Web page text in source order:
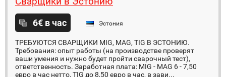
6€ в час Эстония
ТРЕБУЮТСЯ СВАРЩИКИ MIG, MAG, TIG В ЭСТОНИЮ.
Требования: опыт работы (на производстве проверят
ваши умения и нужно будет пройти сварочный тест),
ответственность. Заработная плата: MIG - MAG 6 - 7,50
евро в час нетто, TIG до 8,50 евро в час, в зави...